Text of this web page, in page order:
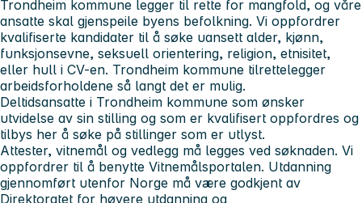
Trondheim kommune legger til rette for mangfold, og våre
ansatte skal gjenspeile byens befolkning. Vi oppfordrer
kvalifiserte kandidater til å søke uansett alder, kjønn,
funksjonsevne, seksuell orientering, religion, etnisitet,
eller hull i CV-en. Trondheim kommune tilrettelegger
arbeidsforholdene så langt det er mulig.
Deltidsansatte i Trondheim kommune som ønsker
utvidelse av sin stilling og som er kvalifisert oppfordres og
tilbys her å søke på stillinger som er utlyst.
Attester, vitnemål og vedlegg må legges ved søknaden. Vi
oppfordrer til å benytte Vitnemålsportalen. Utdanning
gjennomført utenfor Norge må være godkjent av
Direktoratet for høyere utdanning og